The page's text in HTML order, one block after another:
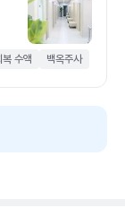
복 수액 백옥주사